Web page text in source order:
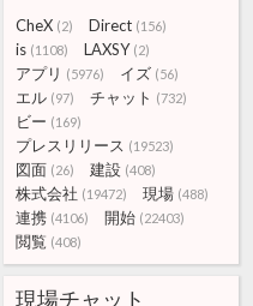
CheX (2) Direct (156)
is (1108) LAXSY (2)
アプリ (5976) イズ (56)
エル (97) チャット (732)
ビー (169)
プレスリリース (19523)
図面 (26) 建設 (408)
株式会社 (19472) 現場 (488)
連携 (4106) 開始 (22403)
閲覧 (408)
現場チャット